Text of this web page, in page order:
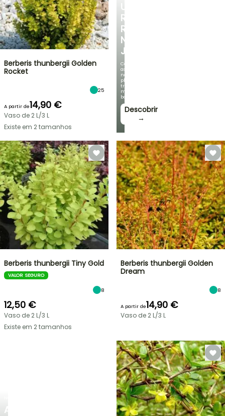
UM
RECANTO
REFRESCANTE
NO
JARDIM
Com
as
nossas
plantas
trepadeiras
mais
bonitas!
Descobrir
→
AGAPANTHUS
Berberis thunbergii Golden
Rocket
25
A partir de14,90 €
Vaso de 2 L/3 L
Existe em 2 tamanhos
Berberis thunbergii Tiny Gold
VALOR SEGURO
8
12,50 €
Vaso de 2 L/3 L
Existe em 2 tamanhos
Berberis thunbergii Golden
Dream
8
A partir de14,90 €
Vaso de 2 L/3 L